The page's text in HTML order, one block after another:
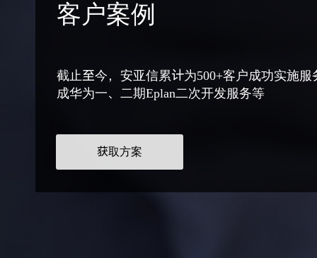
客户案例
截止至今，安亚信累计为500+客户成功实施服
成华为一、二期Eplan二次开发服务等
获取方案